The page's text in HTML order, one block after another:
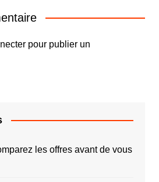
pour publier un
les offres avant de vous